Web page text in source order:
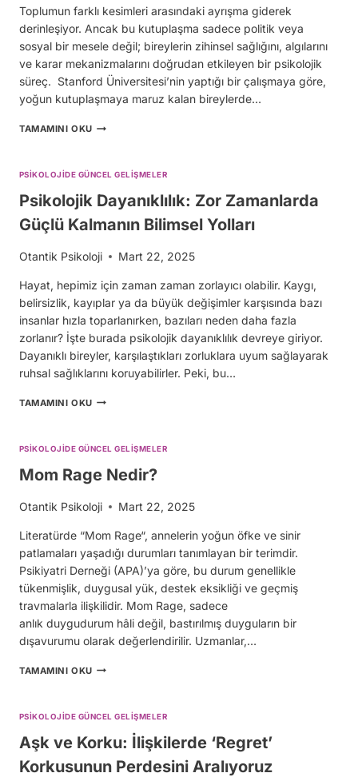
Toplumun farklı kesimleri arasındaki ayrışma giderek
derinleşiyor. Ancak bu kutuplaşma sadece politik veya
sosyal bir mesele değil; bireylerin zihinsel sağlığını, algılarını
ve karar mekanizmalarını doğrudan etkileyen bir psikolojik
süreç. Stanford Üniversitesi’nin yaptığı bir çalışmaya göre,
yoğun kutuplaşmaya maruz kalan bireylerde…
TAMAMINI OKU TOPLUMSAL
ETKILERI
PSIKOLOJIDE GÜNCEL GELIŞMELER
Psikolojik Dayanıklılık: Zor Zamanlarda
Güçlü Kalmanın Bilimsel Yolları
Otantik Psikoloji Mart 22, 2025
Hayat, hepimiz için zaman zaman zorlayıcı olabilir. Kaygı,
belirsizlik, kayıplar ya da büyük değişimler karşısında bazı
insanlar hızla toparlanırken, bazıları neden daha fazla
zorlanır? İşte burada psikolojik dayanıklılık devreye giriyor.
Dayanıklı bireyler, karşılaştıkları zorluklara uyum sağlayarak
ruhsal sağlıklarını koruyabilirler. Peki, bu…
TAMAMINI OKU PSIKOLOJIK
GÜÇLÜ
KALMANIN
BILIMSEL
PSIKOLOJIDE GÜNCEL GELIŞMELER
Mom Rage Nedir?
Otantik Psikoloji Mart 22, 2025
Literatürde “Mom Rage“, annelerin yoğun öfke ve sinir
patlamaları yaşadığı durumları tanımlayan bir terimdir.
Psikiyatri Derneği (APA)’ya göre, bu durum genellikle
tükenmişlik, duygusal yük, destek eksikliği ve geçmiş
travmalarla ilişkilidir. Mom Rage, sadece
anlık duygudurum hâli değil, bastırılmış duyguların bir
dışavurumu olarak değerlendirilir. Uzmanlar,…
TAMAMINI OKU MOM
PSIKOLOJIDE GÜNCEL GELIŞMELER
Aşk ve Korku: İlişkilerde ‘Regret’
Korkusunun Perdesini Aralıyoruz